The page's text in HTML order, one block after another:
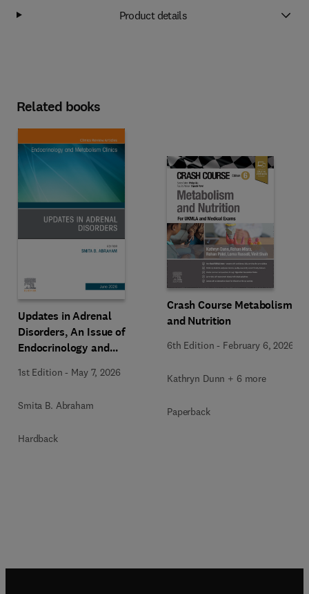
Product details
Related books
Updates in Adrenal
Disorders, An Issue of
Endocrinology and
North America
1st Edition - May 7, 2026
Smita B. Abraham
Hardback
Crash Course Metabolism
and Nutrition
6th Edition - February 6, 2026
Kathryn Dunn + 6 more
Paperback